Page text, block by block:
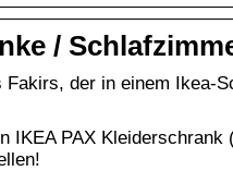
/
Fakirs, der in einem Ikea-
IKEA PAX